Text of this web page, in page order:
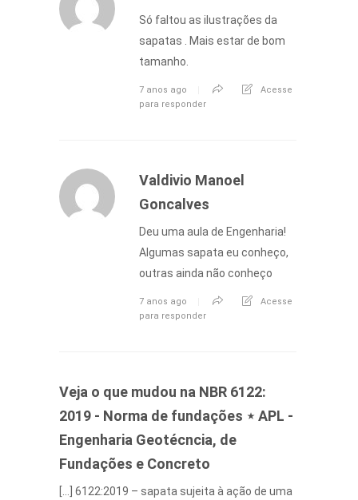
Só faltou as ilustrações da
sapatas . Mais estar de bom
tamanho.
7 anos ago
Acesse
para responder
Valdivio Manoel
Goncalves
Deu uma aula de Engenharia!
Algumas sapata eu conheço,
outras ainda não conheço
7 anos ago
Acesse
para responder
Veja o que mudou na NBR 6122:
2019 - Norma de fundações ⋆ APL -
Engenharia Geotécncia, de
Fundações e Concreto
[…] 6122:2019 – sapata sujeita à ação de uma